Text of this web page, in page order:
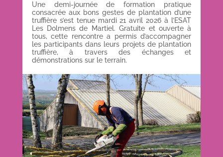
Une demi-journée de formation pratique
consacrée aux bons gestes de plantation d’une
truffière s’est tenue mardi 21 avril 2026 à l’ESAT
Les Dolmens de Martiel. Gratuite et ouverte à
tous, cette rencontre a permis d’accompagner
les participants dans leurs projets de plantation
truffière, à travers des échanges et
démonstrations sur le terrain.